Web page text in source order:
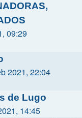
09:29
2021, 22:04
de Lugo
14:45